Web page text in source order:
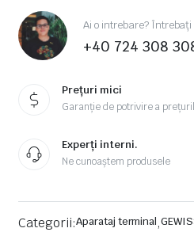
Ai o intrebare?
+40 724 308
Prețuri mici
Garanție de potrivire a
Experți interni.
Ne cunoaștem produsele
Categorii:Aparataj terminal,